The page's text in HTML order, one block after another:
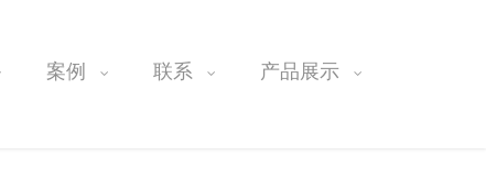
案例 联系 产品展示